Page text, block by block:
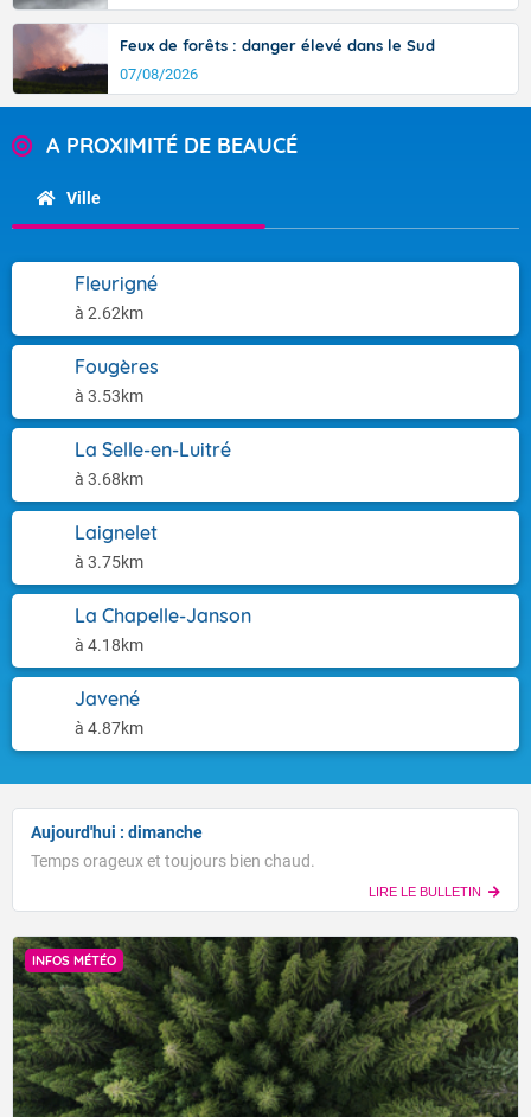
Feux de forêts : danger élevé dans le Sud
07/08/2026
A PROXIMITÉ DE BEAUCÉ
Ville
Fleurigné
à 2.62km
Fougères
à 3.53km
La Selle-en-Luitré
à 3.68km
Laignelet
à 3.75km
La Chapelle-Janson
à 4.18km
Javené
à 4.87km
Aujourd'hui : dimanche
Temps orageux et toujours bien chaud.
LIRE LE BULLETIN
INFOS MÉTÉO